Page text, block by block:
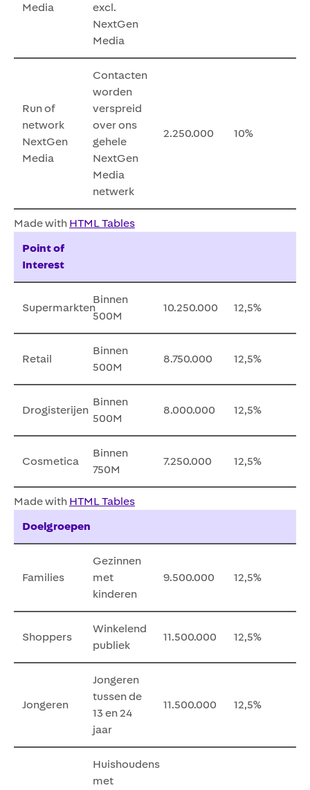
Media
excl.
NextGen
Media
Run of
network
NextGen
Media
Contacten
worden
verspreid
over ons
gehele
NextGen
Media
netwerk
2.250.000 10%
Made with HTML Tables
Point of
Interest
Supermarkten
Binnen
500M
10.250.000 12,5%
Retail
Binnen
500M
8.750.000 12,5%
Drogisterijen
Binnen
500M
8.000.000 12,5%
Cosmetica
Binnen
750M
7.250.000 12,5%
Made with HTML Tables
Doelgroepen
Families
Gezinnen
met
kinderen
9.500.000 12,5%
Shoppers
Winkelend
publiek
11.500.000 12,5%
Jongeren
Jongeren
tussen de
13 en 24
jaar
11.500.000 12,5%
Huishoudens
met